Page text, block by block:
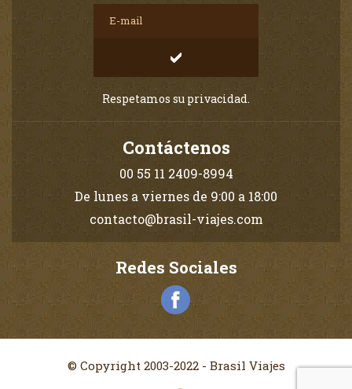
Respetamos su privacidad.
Contáctenos
00 55 11 2409-8994
De lunes a viernes de 9:00 a 18:00
contacto@brasil-viajes.com
Redes Sociales
© Copyright 2003-2022 - Brasil Viajes